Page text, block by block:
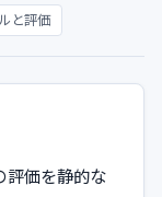
と評価
評価を静的な